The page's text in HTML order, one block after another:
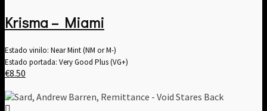
Krisma – Miami
Estado vinilo: Near Mint (NM or M-)
Estado portada: Very Good Plus (VG+)
€8.50